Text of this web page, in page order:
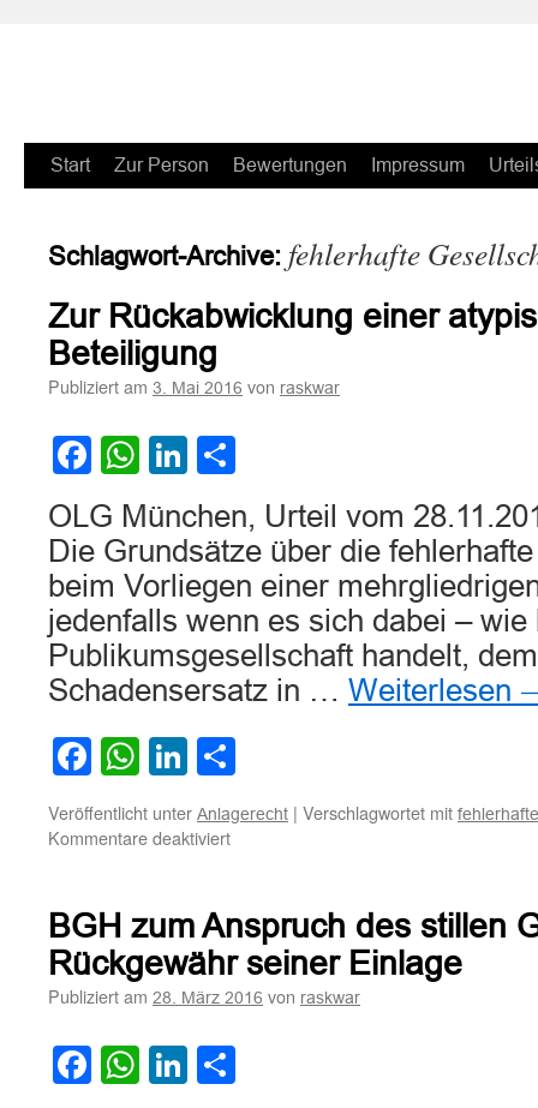
Zum
springen
Start Zur Person Bewertungen Impressum
Schlagwort-Archive: fehlerhafte
Zur Rückabwicklung einer
Beteiligung
Publiziert am 3. Mai 2016 von raskwar
Facebook
WhatsApp
LinkedIn
OLG München, Urteil vom
Die Grundsätze über die
beim Vorliegen einer
jedenfalls wenn es sich dabei –
Publikumsgesellschaft handelt,
Schadensersatz in … Weiterlesen
Facebook
WhatsApp
LinkedIn
Veröffentlicht unter Anlagerecht | Verschlagwortet mit
Kommentare deaktiviertfür
atypischen
stillen
Beteiligung
BGH zum Anspruch des stillen
Rückgewähr seiner Einlage
Publiziert am 28. März 2016 von raskwar
Facebook
WhatsApp
LinkedIn